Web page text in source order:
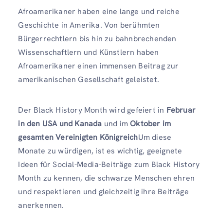
Afroamerikaner haben eine lange und reiche
Geschichte in Amerika. Von berühmten
Bürgerrechtlern bis hin zu bahnbrechenden
Wissenschaftlern und Künstlern haben
Afroamerikaner einen immensen Beitrag zur
amerikanischen Gesellschaft geleistet.
Der Black History Month wird gefeiert in Februar
in den USA und Kanada und imOktober im
gesamten Vereinigten KönigreichUm diese
Monate zu würdigen, ist es wichtig, geeignete
Ideen für Social-Media-Beiträge zum Black History
Month zu kennen, die schwarze Menschen ehren
und respektieren und gleichzeitig ihre Beiträge
anerkennen.